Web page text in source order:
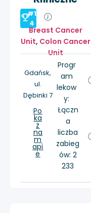
#1
4
Breast Cancer
Unit, Colon Cancer
Unit
Gdańsk,
ul.
Dębinki 7
Po
ka
ż
na
m
api
e
Progr
am
lekow
y:
Łączn
a
liczba
zabieg
ów: 2
233